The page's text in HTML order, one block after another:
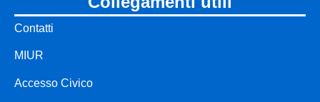
Contatti
MIUR
Accesso Civico